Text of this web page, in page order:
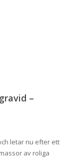
–
letar nu efter ett
av roliga